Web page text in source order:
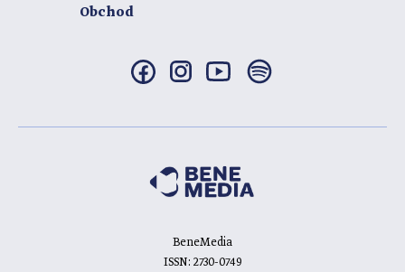
Obchod
BeneMedia
ISSN: 2730-0749